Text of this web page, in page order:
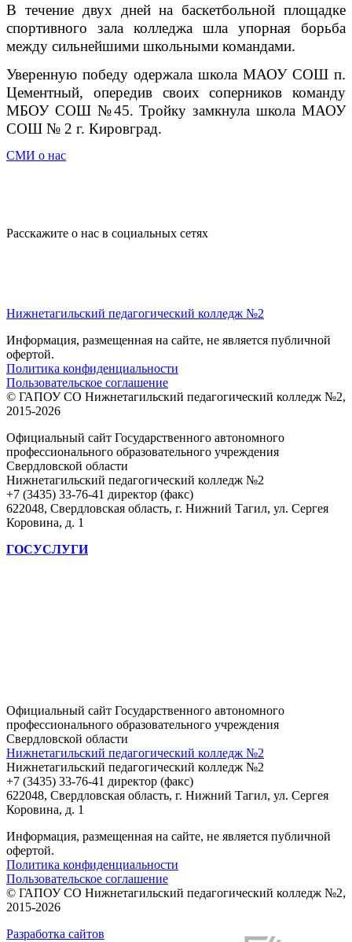
В течение двух дней на баскетбольной площадке
спортивного зала колледжа шла упорная борьба
между сильнейшими школьными командами.
Уверенную победу одержала школа МАОУ СОШ п.
Цементный, опередив своих соперников команду
МБОУ СОШ №45. Тройку замкнула школа МАОУ
СОШ № 2 г. Кировград.
СМИ о нас
Расскажите о нас в социальных сетях
Нижнетагильский педагогический колледж №2
Информация, размещенная на сайте, не является публичной
офертой.
Политика конфиденциальности
Пользовательское соглашение
© ГАПОУ СО Нижнетагильский педагогический колледж №2,
2015-2026
Официальный сайт Государственного автономного
профессионального образовательного учреждения
Свердловской области
Нижнетагильский педагогический колледж №2
+7 (3435) 33-76-41 директор (факс)
622048, Свердловская область, г. Нижний Тагил, ул. Сергея
Коровина, д. 1
ГОСУСЛУГИ
Официальный сайт Государственного автономного
профессионального образовательного учреждения
Свердловской области
Нижнетагильский педагогический колледж №2
Нижнетагильский педагогический колледж №2
+7 (3435) 33-76-41 директор (факс)
622048, Свердловская область, г. Нижний Тагил, ул. Сергея
Коровина, д. 1
Информация, размещенная на сайте, не является публичной
офертой.
Политика конфиденциальности
Пользовательское соглашение
© ГАПОУ СО Нижнетагильский педагогический колледж №2,
2015-2026
Разработка сайтов